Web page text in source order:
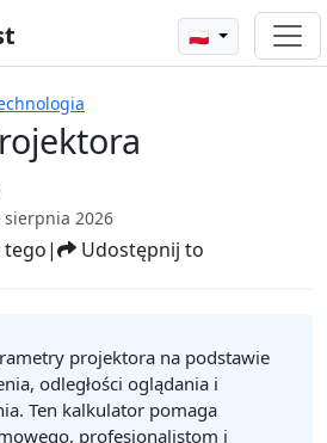
🇵🇱
sierpnia 2026
tego| Udostępnij to
projektora na podstawie
odległości oglądania i
Ten kalkulator pomaga
profesjonalistom i